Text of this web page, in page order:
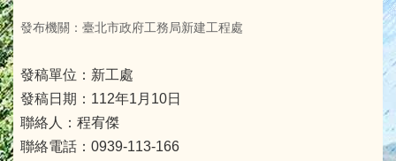
發布機關：臺北市政府工務局新建工程處
發稿單位：新工處
發稿日期：112年1月10日
聯絡人：程宥傑
聯絡電話：0939-113-166